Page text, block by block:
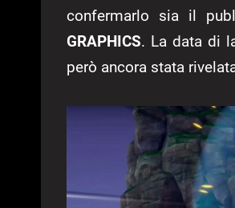
confermarlo sia il
GRAPHICS. La data di
però ancora stata